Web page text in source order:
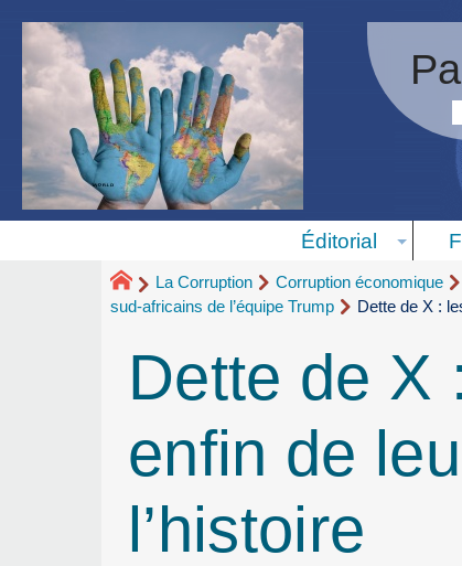
Éditorial
La Corruption Corruption économique
sud-africains de l’équipe Trump
Dette de X :
Dette de X
enfin de
l’histoire